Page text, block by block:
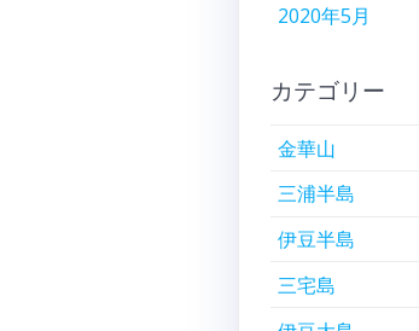
2020年5月
カテゴリー
金華山
三浦半島
伊豆半島
三宅島